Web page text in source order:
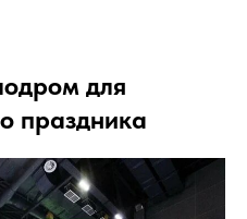
для
праздника